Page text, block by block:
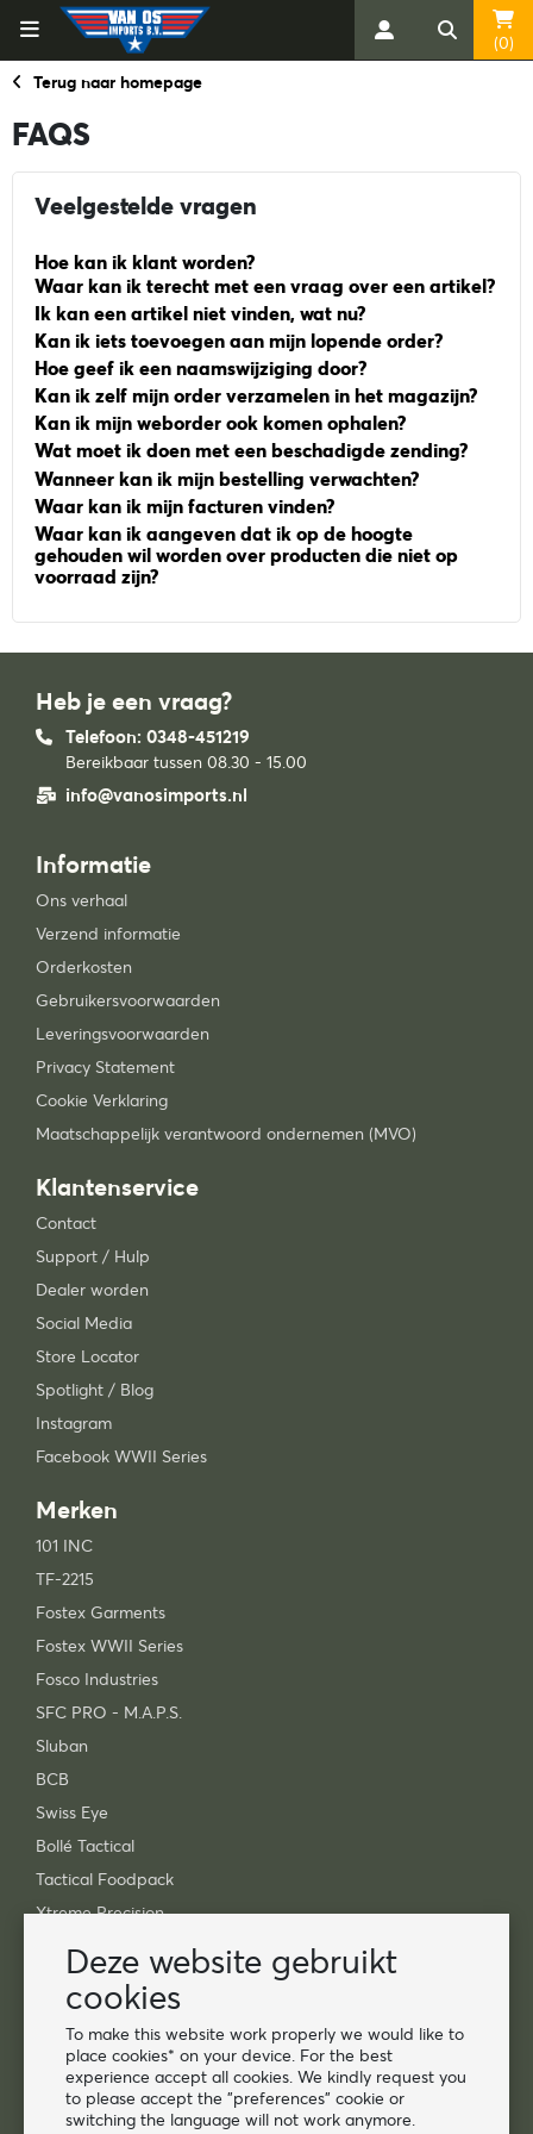
Deze website gebruikt
cookies
To make this website work properly we would like to
place cookies* on your device. For the best
experience accept all cookies. We kindly request you
to please accept the "preferences" cookie or
switching the language will not work anymore.
(0)
Terug naar homepage
FAQS
Veelgestelde vragen
Hoe kan ik klant worden?
Waar kan ik terecht met een vraag over een artikel?
Ik kan een artikel niet vinden, wat nu?
Kan ik iets toevoegen aan mijn lopende order?
Hoe geef ik een naamswijziging door?
Kan ik zelf mijn order verzamelen in het magazijn?
Kan ik mijn weborder ook komen ophalen?
Wat moet ik doen met een beschadigde zending?
Wanneer kan ik mijn bestelling verwachten?
Waar kan ik mijn facturen vinden?
Waar kan ik aangeven dat ik op de hoogte
gehouden wil worden over producten die niet op
voorraad zijn?
Heb je een vraag?
Telefoon: 0348-451219
Bereikbaar tussen 08.30 - 15.00
info@vanosimports.nl
Informatie
Ons verhaal
Verzend informatie
Orderkosten
Gebruikersvoorwaarden
Leveringsvoorwaarden
Privacy Statement
Cookie Verklaring
Maatschappelijk verantwoord ondernemen (MVO)
Klantenservice
Contact
Support / Hulp
Dealer worden
Social Media
Store Locator
Spotlight / Blog
Instagram
Facebook WWII Series
Merken
101 INC
TF-2215
Fostex Garments
Fostex WWII Series
Fosco Industries
SFC PRO - M.A.P.S.
Sluban
BCB
Swiss Eye
Bollé Tactical
Tactical Foodpack
Xtreme Precision
Contact
Groothandel Van Os Imports B.V.
E-mail: info@vanosimports.nl
Telefoon: 0348-451219
WhatsApp ons!